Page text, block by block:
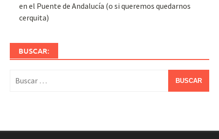
en el Puente de Andalucía (o si queremos quedarnos
cerquita)
BUSCAR: